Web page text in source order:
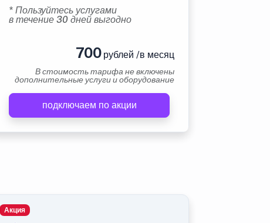
* Пользуйтесь услугами
в течение 30 дней выгодно
700рублей /в месяц
В стоимость тарифа не включены
дополнительные услуги и оборудование
подключаем по акции
Акция